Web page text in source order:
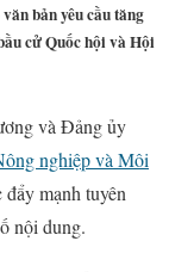
bản yêu cầu tăng
cử Quốc hội và Hội
và Đảng ủy
nghiệp và Môi
đẩy mạnh tuyên
nội dung.